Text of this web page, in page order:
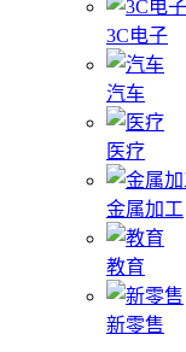
3C电子
汽车
医疗
金属加工
教育
新零售